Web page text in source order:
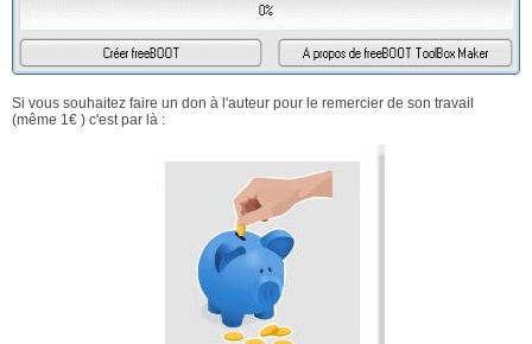
Si vous souhaitez faire un don à l'auteur pour le remercier de son travail
(même 1€ ) c'est par là :